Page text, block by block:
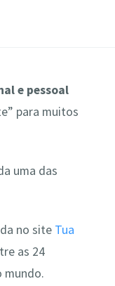
e pessoal
para muitos
uma das
no site Tua
as 24
mundo.